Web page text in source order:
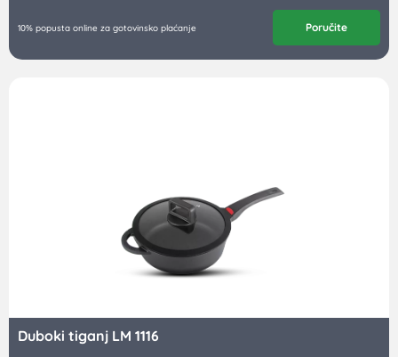
10% popusta online za gotovinsko plaćanje Poručite
Duboki tiganj LM 1116